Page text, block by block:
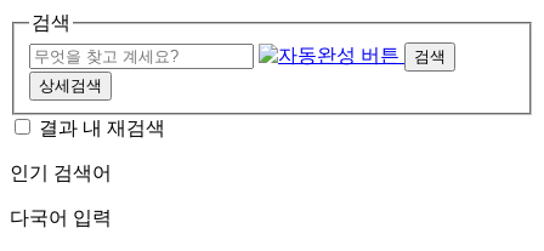
검색
검색
상세검색
결과 내 재검색
인기 검색어
다국어 입력